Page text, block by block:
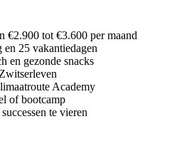
€2.900 tot €3.600 per maand
en 25 vakantiedagen
en gezonde snacks
Academy
of bootcamp
te vieren